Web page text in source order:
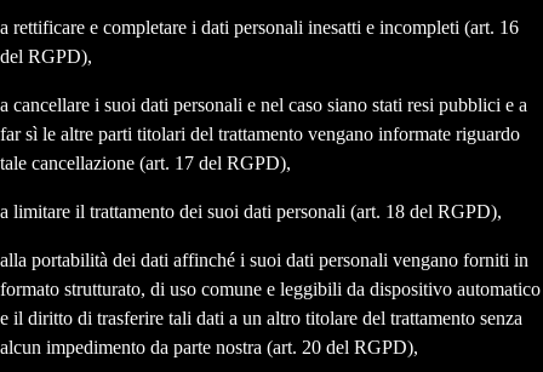
a rettificare e completare i dati personali inesatti e incompleti (art. 16
del RGPD),
a cancellare i suoi dati personali e nel caso siano stati resi pubblici e a
far sì le altre parti titolari del trattamento vengano informate riguardo
tale cancellazione (art. 17 del RGPD),
a limitare il trattamento dei suoi dati personali (art. 18 del RGPD),
alla portabilità dei dati affinché i suoi dati personali vengano forniti in
formato strutturato, di uso comune e leggibili da dispositivo automatico
e il diritto di trasferire tali dati a un altro titolare del trattamento senza
alcun impedimento da parte nostra (art. 20 del RGPD),